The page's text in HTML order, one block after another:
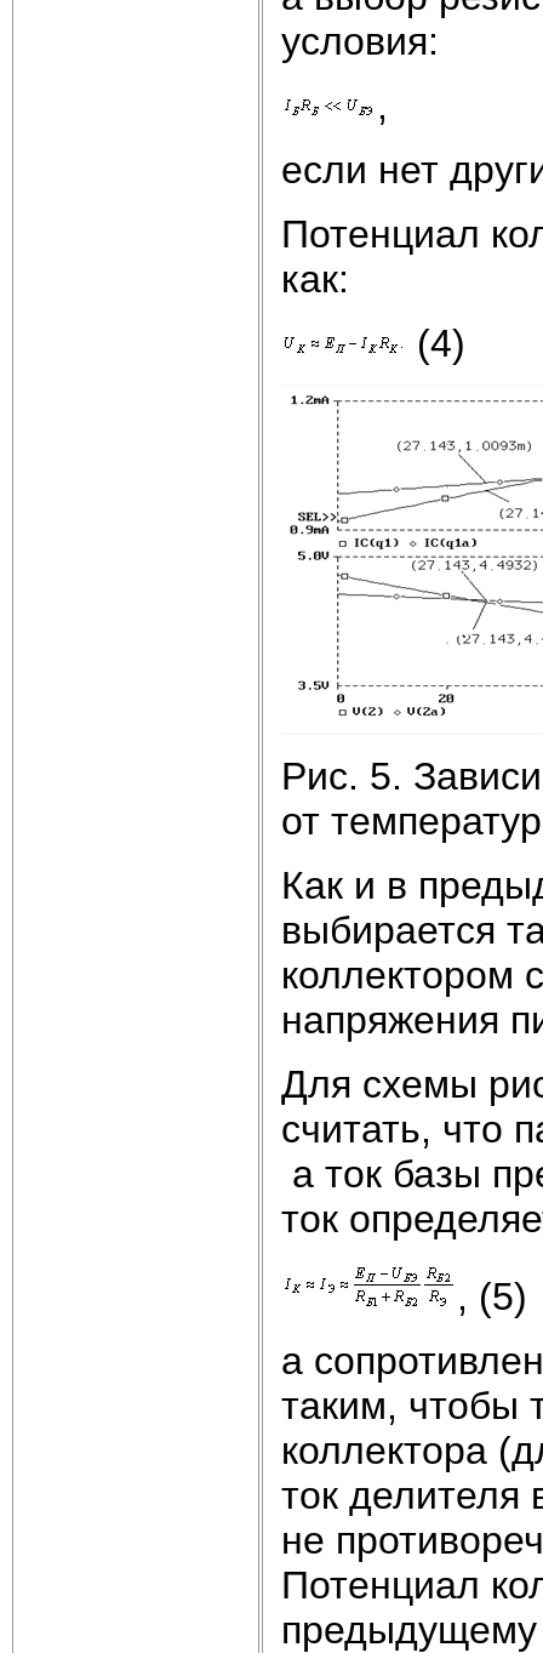
условия:
,
если нет
Потенциал
как:
(4)
Рис. 5.
от
Как и в
выбирается
коллектором
напряжения
Для схемы
считать, что
а ток базы
ток
, (5)
а
таким, чтобы
коллектора
ток
не
Потенциал